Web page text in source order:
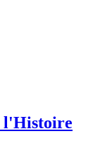
l'Histoire